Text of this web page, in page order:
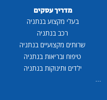
מדריך עסקים
בעלי מקצוע בנתניה
רכב בנתניה
שרותים מקצועיים בנתניה
טיפוח ובריאות בנתניה
ילדים ותינוקות בנתניה
...